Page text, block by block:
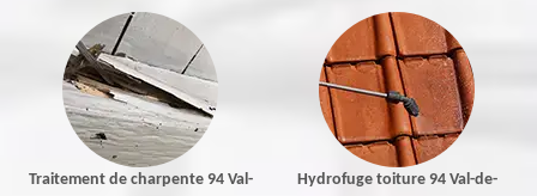
Traitement de charpente 94 Val-
Hydrofuge toiture 94 Val-de-